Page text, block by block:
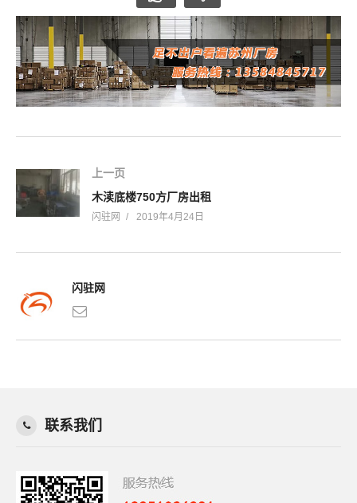
上一页
木渎底楼750方厂房出租
闪驻网 2019年4月24日
闪驻网
联系我们